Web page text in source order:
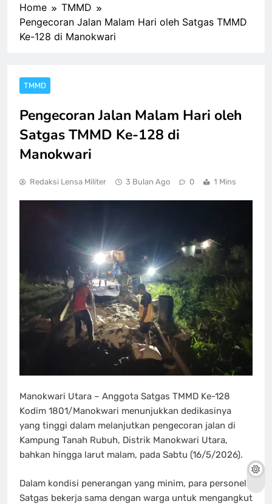
Home
TMMD
Pengecoran Jalan Malam Hari oleh Satgas TMMD
Ke-128 di Manokwari
TMMD
Pengecoran Jalan Malam Hari oleh
Satgas TMMD Ke-128 di
Manokwari
Redaksi Lensa Militer 3 Bulan Ago 0 1 Mins
Manokwari Utara – Anggota Satgas TMMD Ke-128
Kodim 1801/Manokwari menunjukkan dedikasinya
yang tinggi dalam melanjutkan pengecoran jalan di
Kampung Tanah Rubuh, Distrik Manokwari Utara,
bahkan hingga larut malam, pada Sabtu (16/5/2026).
Dalam kondisi penerangan yang minim, para personel
Satgas bekerja sama dengan warga untuk mengangkut